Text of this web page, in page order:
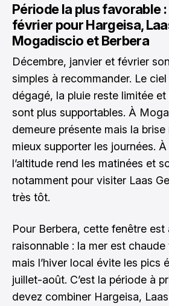
Période la plus favorable
février pour Hargeisa,
Mogadiscio et Berbera
Décembre, janvier et février
simples à recommander. Le
dégagé, la pluie reste limitée
sont plus supportables. À
demeure présente mais la brise
mieux supporter les journées.
l’altitude rend les matinées et
notamment pour visiter Laas
très tôt.
Pour Berbera, cette fenêtre est
raisonnable : la mer est chaude
mais l’hiver local évite les pics
juillet-août. C’est la période à
devez combiner Hargeisa,